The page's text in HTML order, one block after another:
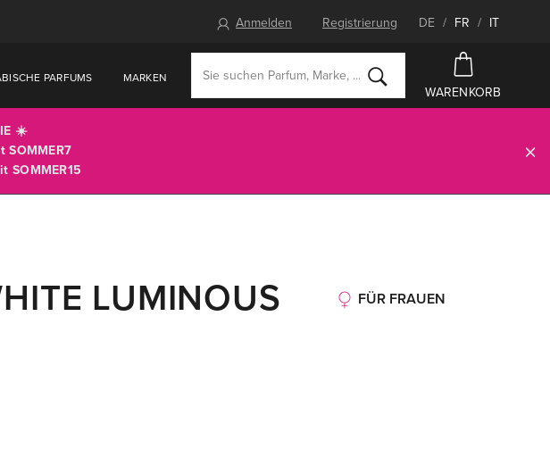
Anmelden Registrierung DE / FR / IT
PARFUMS MARKEN
WARENKORB
☀️
SOMMER7
SOMMER15
FÜR FRAUEN
LUMINOUS